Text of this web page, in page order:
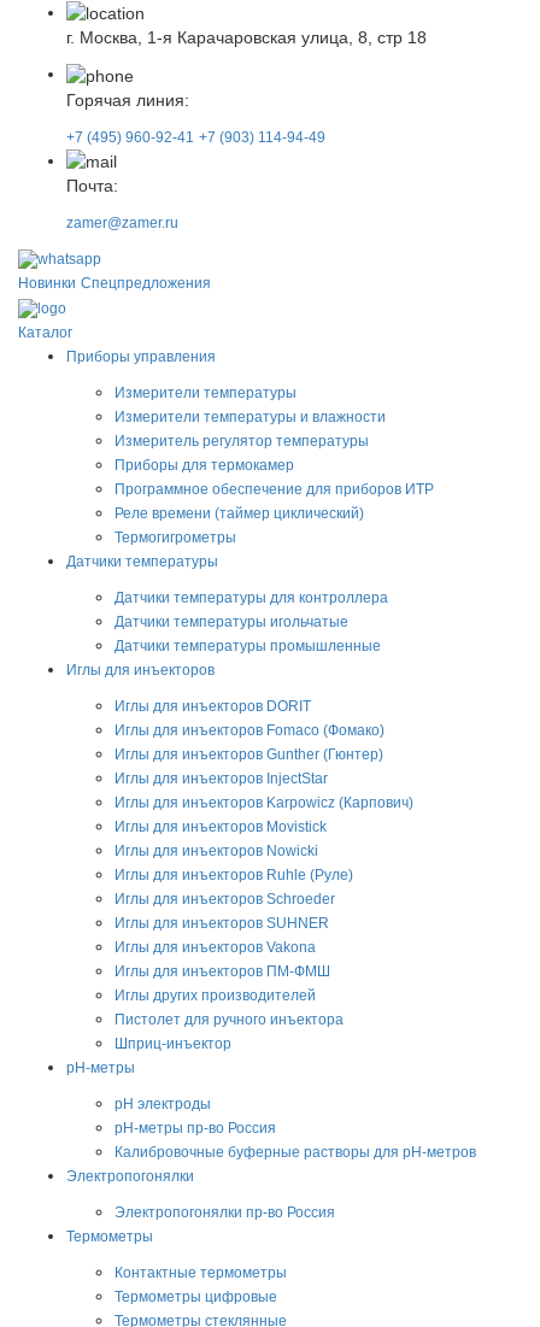
г. Москва, 1-я Карачаровская улица, 8, стр 18
Горячая линия:
+7 (495) 960-92-41 +7 (903) 114-94-49
Почта:
zamer@zamer.ru
Новинки Спецпредложения
Каталог
Приборы управления
Измерители температуры
Измерители температуры и влажности
Измеритель регулятор температуры
Приборы для термокамер
Программное обеспечение для приборов ИТР
Реле времени (таймер циклический)
Термогигрометры
Датчики температуры
Датчики температуры для контроллера
Датчики температуры игольчатые
Датчики температуры промышленные
Иглы для инъекторов
Иглы для инъекторов DORIT
Иглы для инъекторов Fomaco (Фомако)
Иглы для инъекторов Gunther (Гюнтер)
Иглы для инъекторов InjectStar
Иглы для инъекторов Karpowicz (Карпович)
Иглы для инъекторов Movistick
Иглы для инъекторов Nowicki
Иглы для инъекторов Ruhle (Руле)
Иглы для инъекторов Schroeder
Иглы для инъекторов SUHNER
Иглы для инъекторов Vakona
Иглы для инъекторов ПМ-ФМШ
Иглы других производителей
Пистолет для ручного инъектора
Шприц-инъектор
pH-метры
pH электроды
pH-метры пр-во Россия
Калибровочные буферные растворы для pH-метров
Электропогонялки
Электропогонялки пр-во Россия
Термометры
Контактные термометры
Термометры цифровые
Термометры стеклянные